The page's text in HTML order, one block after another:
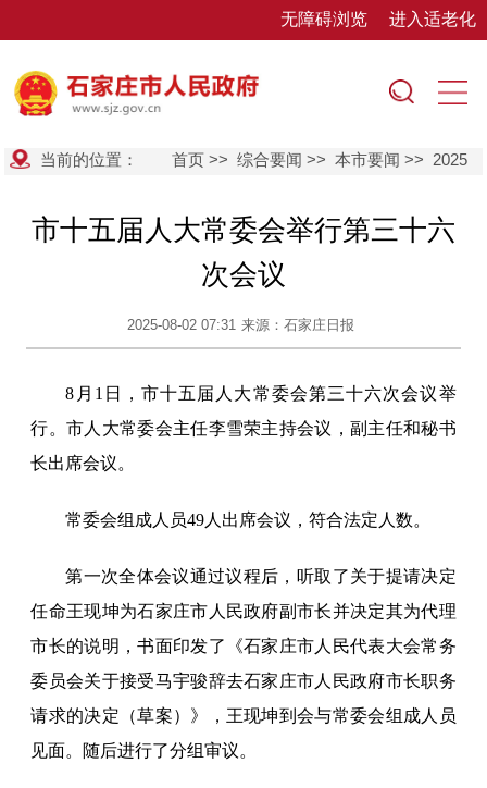
无障碍浏览 进入适老化
当前的位置： 首页 >>综合要闻 >>本市要闻 >> 2025
市十五届人大常委会举行第三十六
次会议
2025-08-02 07:31 来源：石家庄日报
8月1日，市十五届人大常委会第三十六次会议举
行。市人大常委会主任李雪荣主持会议，副主任和秘书
长出席会议。
常委会组成人员49人出席会议，符合法定人数。
第一次全体会议通过议程后，听取了关于提请决定
任命王现坤为石家庄市人民政府副市长并决定其为代理
市长的说明，书面印发了《石家庄市人民代表大会常务
委员会关于接受马宇骏辞去石家庄市人民政府市长职务
请求的决定（草案）》，王现坤到会与常委会组成人员
见面。随后进行了分组审议。